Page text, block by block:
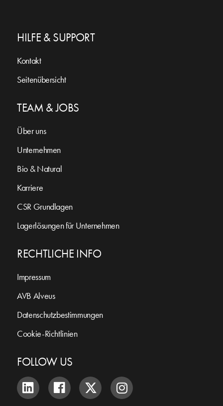
HILFE & SUPPORT
Kontakt
Seitenübersicht
TEAM & JOBS
Über uns
Unternehmen
Bio & Natural
Karriere
CSR Grundlagen
Lagerlösungen für Unternehmen
RECHTLICHE INFO
Impressum
AVB Alveus
Datenschutzbestimmungen
Cookie-Richtlinien
FOLLOW US